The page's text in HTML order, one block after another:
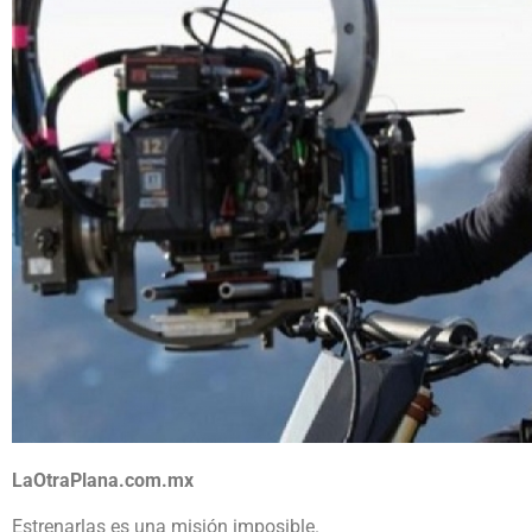
LaOtraPlana.com.mx
Estrenarlas es una misión imposible.